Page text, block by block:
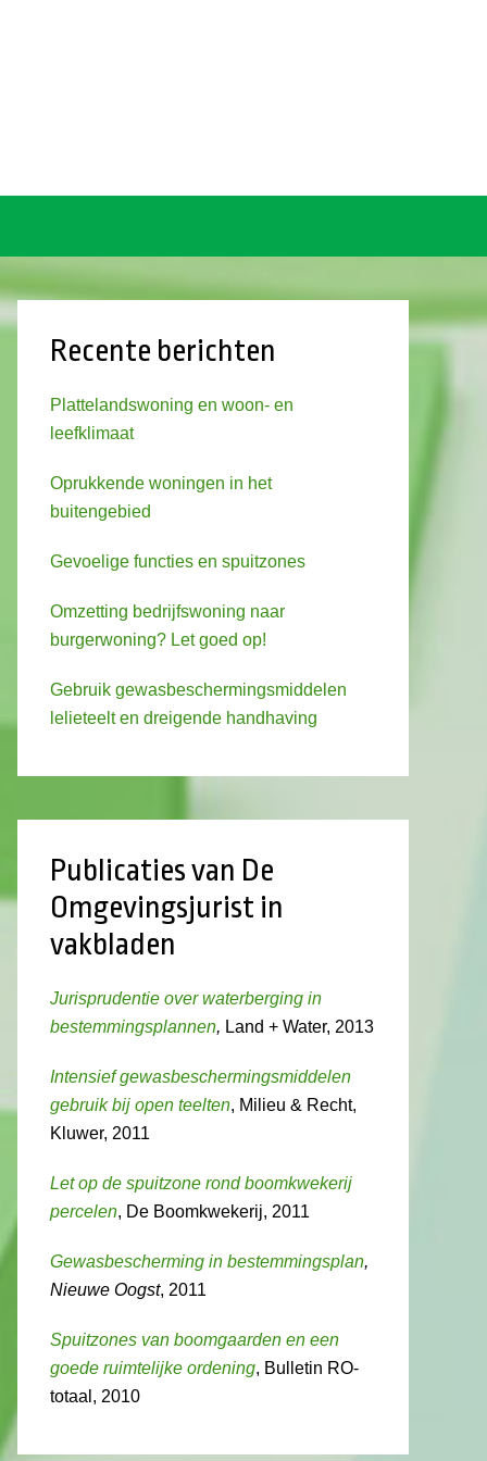
Recente berichten
Plattelandswoning en woon- en
leefklimaat
Oprukkende woningen in het
buitengebied
Gevoelige functies en spuitzones
Omzetting bedrijfswoning naar
burgerwoning? Let goed op!
Gebruik gewasbeschermingsmiddelen
lelieteelt en dreigende handhaving
Publicaties van De
Omgevingsjurist in
vakbladen
Jurisprudentie over waterberging in
bestemmingsplannen, Land + Water, 2013
Intensief gewasbeschermingsmiddelen
gebruik bij open teelten, Milieu & Recht,
Kluwer, 2011
Let op de spuitzone rond boomkwekerij
percelen, De Boomkwekerij, 2011
Gewasbescherming in bestemmingsplan,
Nieuwe Oogst, 2011
Spuitzones van boomgaarden en een
goede ruimtelijke ordening, Bulletin RO-
totaal, 2010